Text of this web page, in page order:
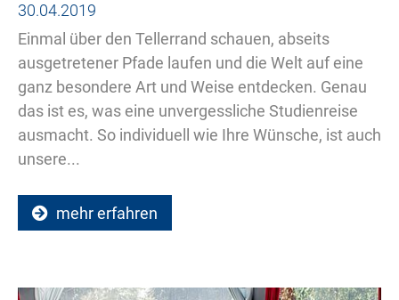
30.04.2019
Einmal über den Tellerrand schauen, abseits
ausgetretener Pfade laufen und die Welt auf eine
ganz besondere Art und Weise entdecken. Genau
das ist es, was eine unvergessliche Studienreise
ausmacht. So individuell wie Ihre Wünsche, ist auch
unsere...
mehr erfahren